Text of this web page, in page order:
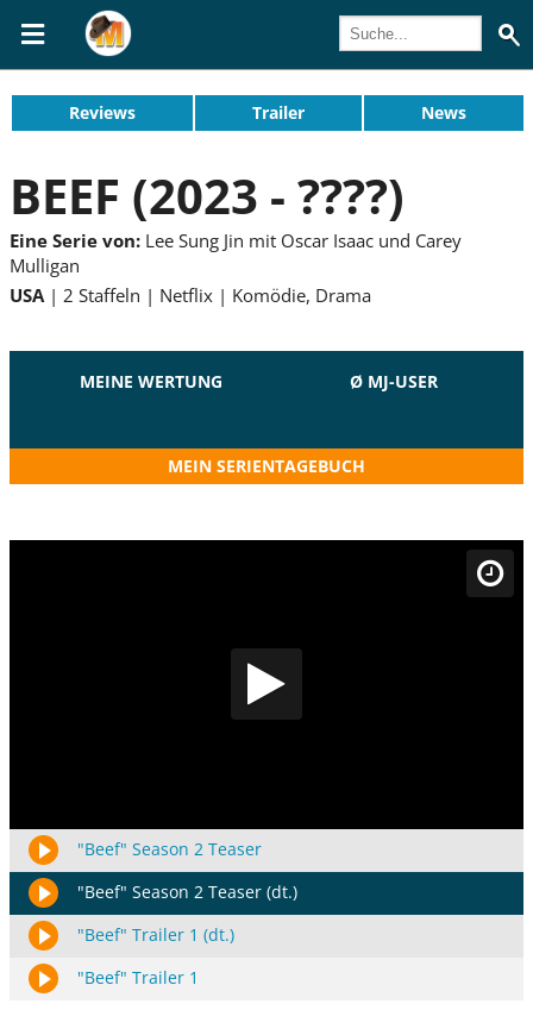
Reviews Trailer News
BEEF (2023 - ????)
Eine Serie von: Lee Sung Jin mit Oscar Isaac und Carey
Mulligan
USA
2 Staffeln Netflix Komödie, Drama
MEINE WERTUNG Ø MJ-USER
MEIN SERIENTAGEBUCH
"Beef" Season 2 Teaser
"Beef" Season 2 Teaser (dt.)
"Beef" Trailer 1 (dt.)
"Beef" Trailer 1